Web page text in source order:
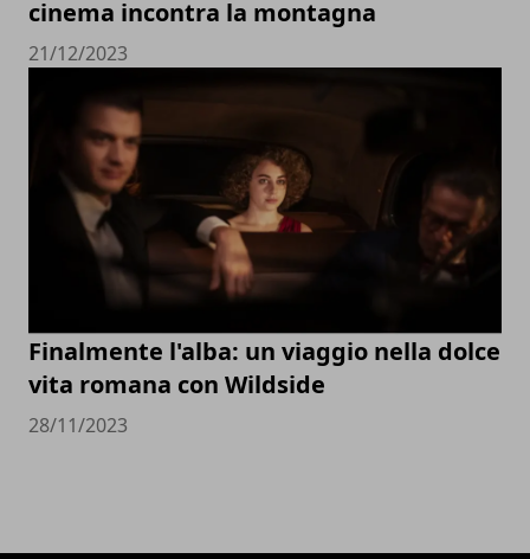
cinema incontra la montagna
21/12/2023
Finalmente l'alba: un viaggio nella dolce
vita romana con Wildside
28/11/2023